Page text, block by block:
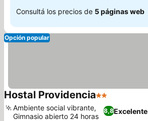
Consultá los precios de 5 páginas web
Opción popular
Hostal Providencia2 Estrellas
8,8Excelente
Ambiente social vibrante,
Gimnasio abierto 24 horas